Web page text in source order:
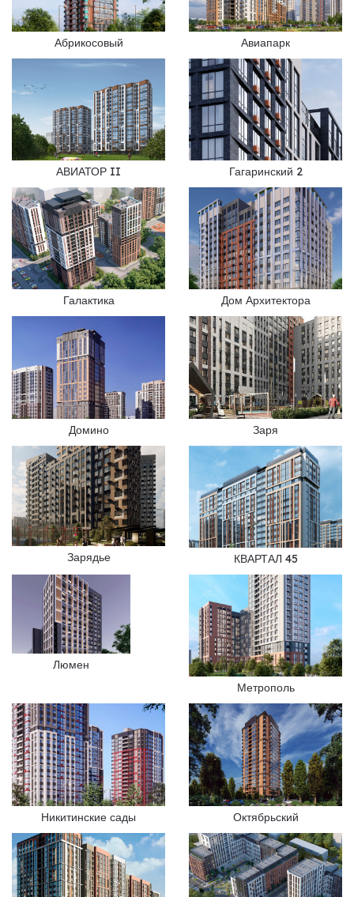
Абрикосовый Авиапарк
АВИАТОР II Гагаринский 2
Галактика Дом Архитектора
Домино Заря
Зарядье КВАРТАЛ 45
Люмен
Метрополь
Никитинские сады Октябрьский